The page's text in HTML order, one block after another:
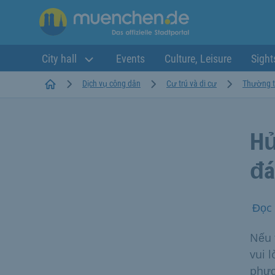
City hall Events Culture, Leisure
StartseiteDịch vụ công dân Cư trú và di cư Thường
Đọc
vui